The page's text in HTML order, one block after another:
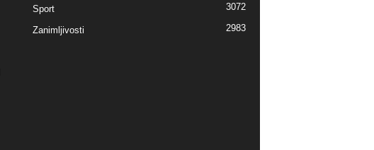
Sport 3072
Zanimljivosti 2983